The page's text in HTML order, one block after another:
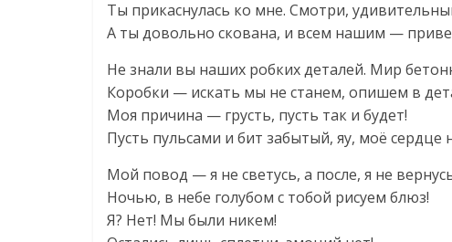
Ты прикаснулась ко мне. Смотри,
А ты довольно скована, и всем нашим —
Не знали вы наших робких деталей. Мир
Коробки — искать мы не станем, опишем в
Моя причина — грусть, пусть так и будет!
Пусть пульсами и бит забытый, яу, моё сердце
Мой повод — я не светусь, а после, я не
Ночью, в небе голубом с тобой рисуем блюз!
Я? Нет! Мы были никем!